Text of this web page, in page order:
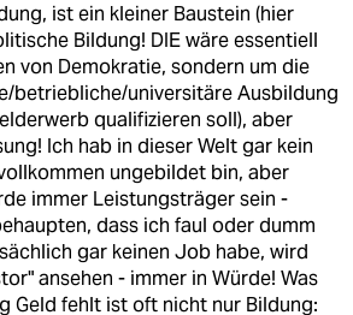
ist ein kleiner Baustein (hier
Bildung! DIE wäre essentiell
von Demokratie, sondern um die
betriebliche/universitäre Ausbildung
qualifizieren soll), aber
Ich hab in dieser Welt gar kein
ungebildet bin, aber
immer Leistungsträger sein -
dass ich faul oder dumm
gar keinen Job habe, wird
ansehen - immer in Würde! Was
Geld fehlt ist oft nicht nur Bildung: